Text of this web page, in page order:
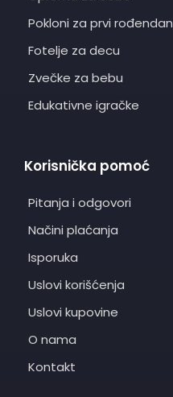
Pokloni za prvi rođendan
Fotelje za decu
Zvečke za bebu
Edukativne igračke
Korisnička pomoć
Pitanja i odgovori
Načini plaćanja
Isporuka
Uslovi korišćenja
Uslovi kupovine
O nama
Kontakt